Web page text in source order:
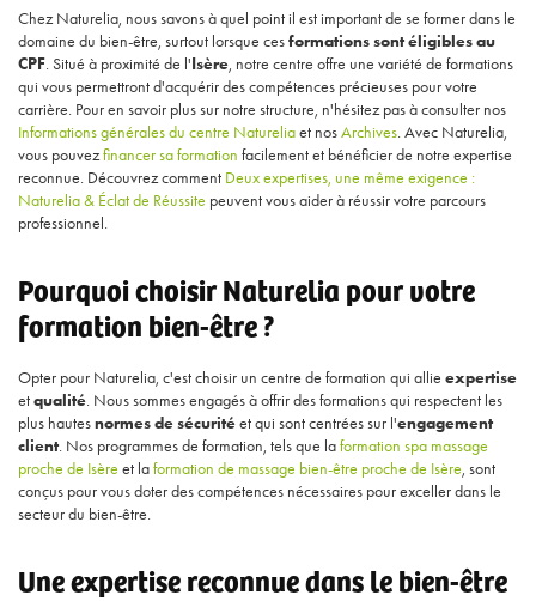
Chez Naturelia, nous savons à quel point il est important de se former dans le
domaine du bien-être, surtout lorsque cesformations sont éligibles au
CPF. Situé à proximité de l'Isère, notre centre offre une variété de formations
qui vous permettront d'acquérir des compétences précieuses pour votre
carrière. Pour en savoir plus sur notre structure, n'hésitez pas à consulter nos
Informations générales du centre Natureliaet nosArchives. Avec Naturelia,
vous pouvezfinancer sa formation facilement et bénéficier de notre expertise
reconnue. Découvrez comment Deux expertises, une même exigence :
Naturelia & Éclat de Réussite peuvent vous aider à réussir votre parcours
professionnel.
Pourquoi choisir Naturelia pour votre
formation bien-être ?
Opter pour Naturelia, c'est choisir un centre de formation qui allie expertise
etqualité. Nous sommes engagés à offrir des formations qui respectent les
plus hautesnormes de sécuritéet qui sont centrées sur l'engagement
client. Nos programmes de formation, tels que laformation spa massage
proche de Isère et laformation de massage bien-être proche de Isère, sont
conçus pour vous doter des compétences nécessaires pour exceller dans le
secteur du bien-être.
Une expertise reconnue dans le bien-être